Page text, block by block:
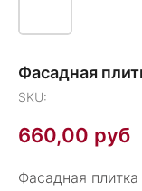
Фасадная
SKU:
660,00 руб
Фасадная